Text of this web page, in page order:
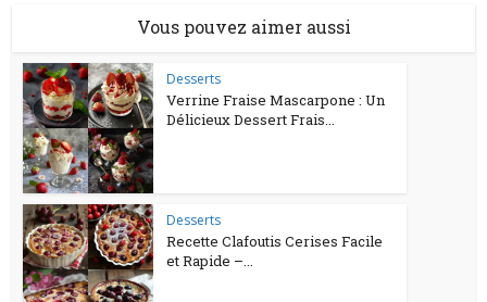
Vous pouvez aimer aussi
Desserts
Verrine Fraise Mascarpone : Un
Délicieux Dessert Frais...
Desserts
Recette Clafoutis Cerises Facile
et Rapide –...